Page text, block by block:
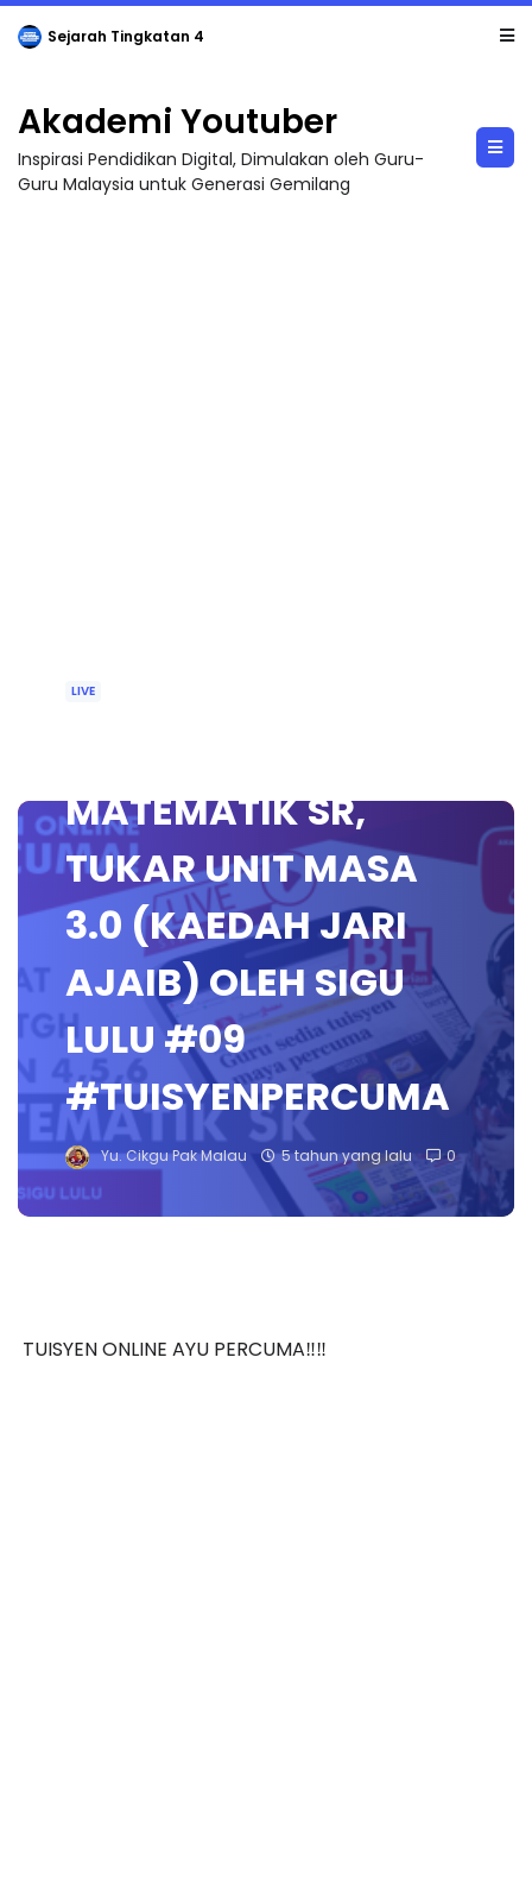
Sejarah Tingkatan 4
Akademi Youtuber
Inspirasi Pendidikan Digital, Dimulakan oleh Guru-
Guru Malaysia untuk Generasi Gemilang
LIVE
MATEMATIK SR,
TUKAR UNIT MASA
3.0 (KAEDAH JARI
AJAIB) OLEH SIGU
LULU #09
#TUISYENPERCUMA
Yu. Cikgu Pak Malau 5 tahun yang lalu 0
TUISYEN ONLINE AYU PERCUMA‼️‼️